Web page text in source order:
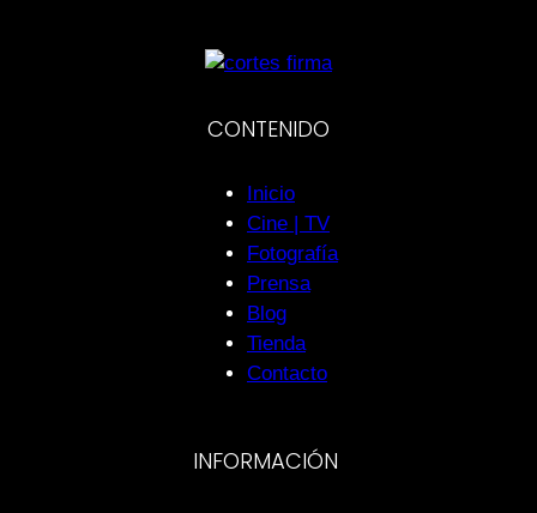
CONTENIDO
Inicio
Cine | TV
Fotografía
Prensa
Blog
Tienda
Contacto
INFORMACIÓN